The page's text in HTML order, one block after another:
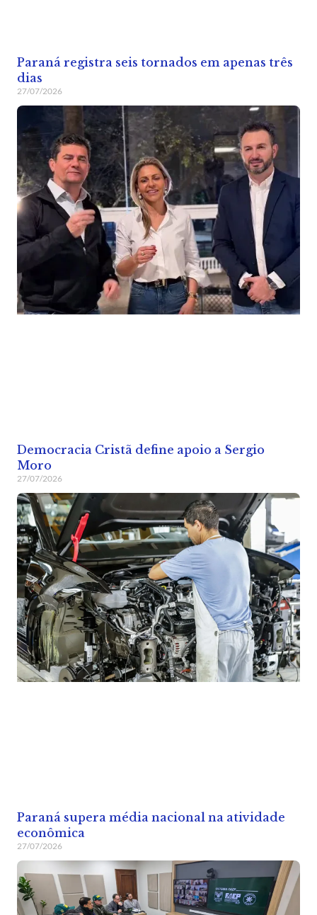
Paraná registra seis tornados em apenas três
dias
27/07/2026
Democracia Cristã define apoio a Sergio
Moro
27/07/2026
Paraná supera média nacional na atividade
econômica
27/07/2026